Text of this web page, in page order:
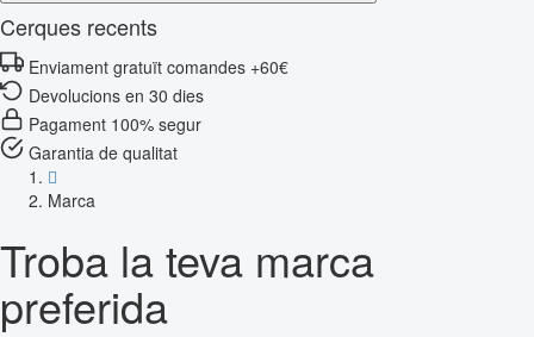
Cerques recents
Enviament gratuït comandes +60€
Devolucions en 30 dies
Pagament 100% segur
Garantia de qualitat
Marca
Troba la teva marca
preferida